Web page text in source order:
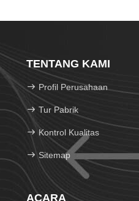
TENTANG KAMI
Profil Perusahaan
Tur Pabrik
Kontrol Kualitas
Sitemap
ACARA